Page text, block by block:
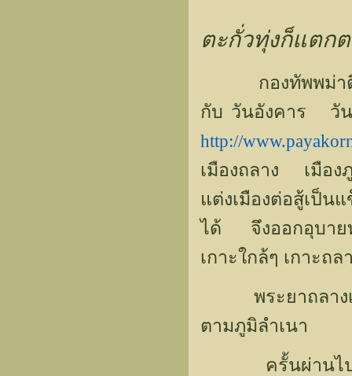
ตะกั่วทุ่งก็แตก
กองทัพพม่าตีไ
กับ วันอังคาร
http://
เมืองถลาง เมือ
แต่งเมืองต่อสู้เป็
ได้ จึงออกอุบาย
เกาะใกล้ๆ เกาะถล
พระยาถลางเห็
ตามภูมิลำเนา
ครั้นผ่านไปปร